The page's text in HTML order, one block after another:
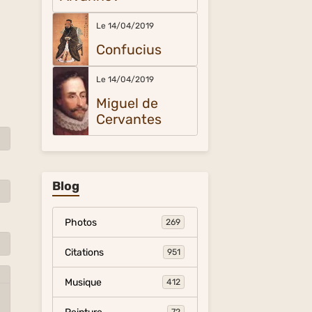
Le 14/04/2019
Confucius
Le 14/04/2019
Miguel de
Cervantes
Blog
Photos 269
Citations 951
Musique 412